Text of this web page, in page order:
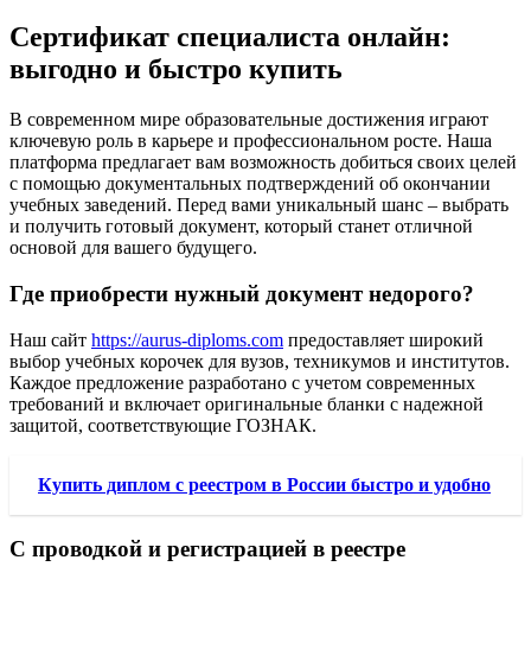
Сертификат специалиста онлайн:
выгодно и быстро купить
В современном мире образовательные достижения играют
ключевую роль в карьере и профессиональном росте. Наша
платформа предлагает вам возможность добиться своих целей
с помощью документальных подтверждений об окончании
учебных заведений. Перед вами уникальный шанс – выбрать
и получить готовый документ, который станет отличной
основой для вашего будущего.
Где приобрести нужный документ недорого?
Наш сайт https://aurus-diploms.com предоставляет широкий
выбор учебных корочек для вузов, техникумов и институтов.
Каждое предложение разработано с учетом современных
требований и включает оригинальные бланки с надежной
защитой, соответствующие ГОЗНАК.
Купить диплом с реестром в России быстро и удобно
С проводкой и регистрацией в реестре